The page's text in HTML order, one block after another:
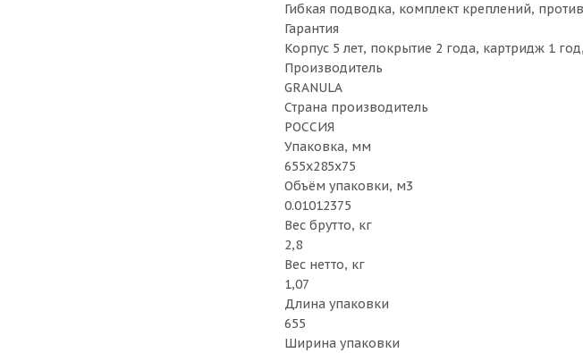
Гибкая подводка, комплект креплений,
Гарантия
Корпус 5 лет, покрытие 2 года, картридж 1
Производитель
GRANULA
Страна производитель
РОССИЯ
Упаковка, мм
655х285х75
Объём упаковки, м3
0.01012375
Вес брутто, кг
2,8
Вес нетто, кг
1,07
Длина упаковки
655
Ширина упаковки